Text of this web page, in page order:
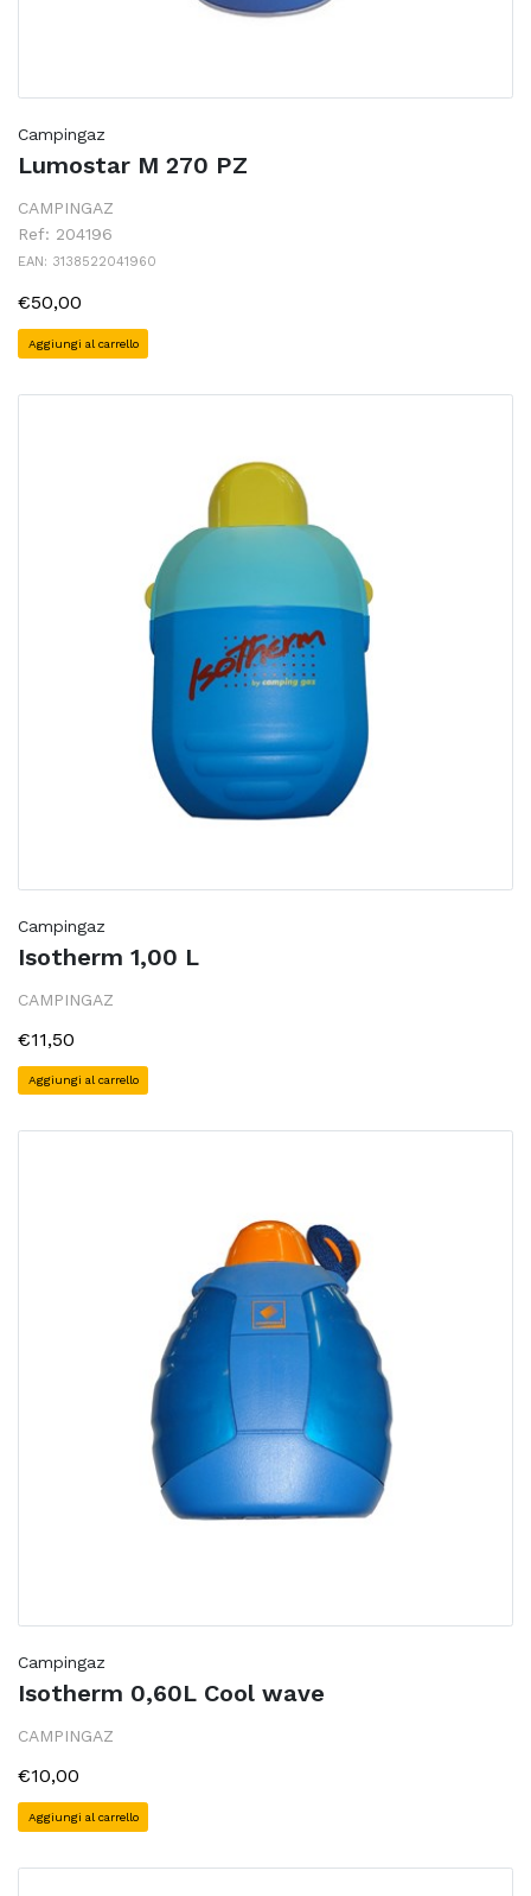
Campingaz
Lumostar M 270 PZ
CAMPINGAZ
Ref: 204196
EAN: 3138522041960
€50,00
Aggiungi al carrello
Campingaz
Isotherm 1,00 L
CAMPINGAZ
€11,50
Aggiungi al carrello
Campingaz
Isotherm 0,60L Cool wave
CAMPINGAZ
€10,00
Aggiungi al carrello